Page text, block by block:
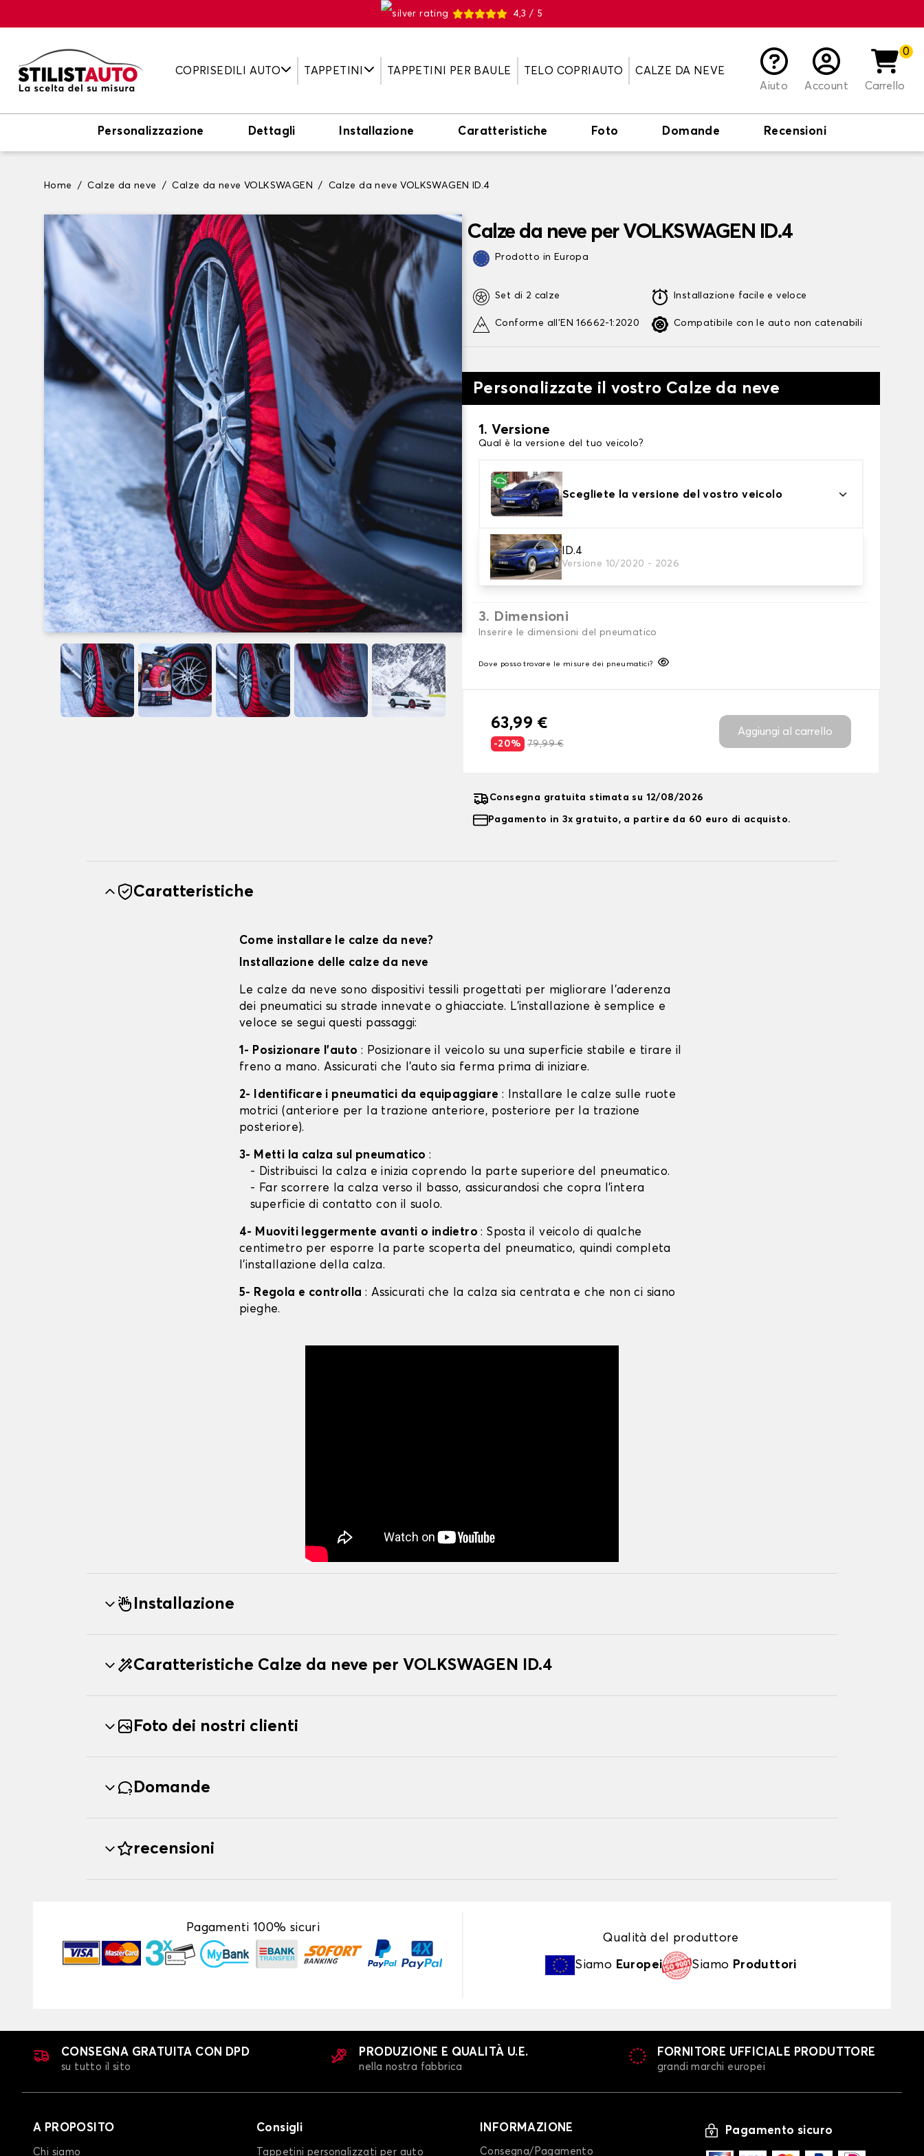
4,3 / 5
COPRISEDILI AUTO TAPPETINI TAPPETINI PER BAULE TELO COPRIAUTO
CALZE DA NEVE
Aiuto
Account
0
Carrello
Personalizzazione Dettagli Installazione Caratteristiche Foto Domande Recensioni
Home Calze da neve Calze da neve VOLKSWAGEN Calze da neve VOLKSWAGEN ID.4
Calze da neve per VOLKSWAGEN ID.4
Prodotto in Europa
Set di 2 calze
Conforme all'EN 16662-1:2020
Installazione facile e veloce
Compatibile con le auto non catenabili
Personalizzate il vostro Calze da neve
1. Versione
Qual è la versione del tuo veicolo?
Scegliete la versione del vostro veicolo
ID.4
Versione 10/2020 - 2026
2. Finitura a calza
Scegli le calze da neve adatte alle tue necessità
3. Dimensioni
Inserire le dimensioni del pneumatico
Dove posso trovare le misure dei pneumatici?
63,99 €
-20% 79,99 €
Aggiungi al carrello
Consegna gratuita stimata su 12/08/2026
Pagamento in 3x gratuito, a partire da 60 euro di acquisto.
Caratteristiche
Come installare le calze da neve?
Installazione delle calze da neve
Le calze da neve sono dispositivi tessili progettati per migliorare l'aderenza
dei pneumatici su strade innevate o ghiacciate. L'installazione è semplice e
veloce se segui questi passaggi:
1- Posizionare l'auto : Posizionare il veicolo su una superficie stabile e tirare il
freno a mano. Assicurati che l'auto sia ferma prima di iniziare.
2- Identificare i pneumatici da equipaggiare : Installare le calze sulle ruote
motrici (anteriore per la trazione anteriore, posteriore per la trazione
posteriore).
3- Metti la calza sul pneumatico:
- Distribuisci la calza e inizia coprendo la parte superiore del pneumatico.
- Far scorrere la calza verso il basso, assicurandosi che copra l'intera
superficie di contatto con il suolo.
4- Muoviti leggermente avanti o indietro: Sposta il veicolo di qualche
centimetro per esporre la parte scoperta del pneumatico, quindi completa
l'installazione della calza.
5- Regola e controlla : Assicurati che la calza sia centrata e che non ci siano
pieghe.
Installazione
Caratteristiche Calze da neve per VOLKSWAGEN ID.4
Foto dei nostri clienti
Domande
recensioni
Pagamenti 100% sicuri
Qualità del produttore
Siamo Europei Siamo Produttori
CONSEGNA GRATUITA CON DPD
su tutto il sito
PRODUZIONE E QUALITÀ U.E.
nella nostra fabbrica
FORNITORE UFFICIALE PRODUTTORE
grandi marchi europei
A PROPOSITO
Chi siamo
Consigli
Tappetini personalizzati per auto
INFORMAZIONE
Consegna/Pagamento
Pagamento sicuro